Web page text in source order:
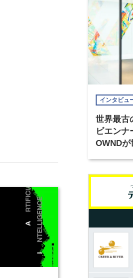
インタビュ
世界最古
ビエン
OWNDが